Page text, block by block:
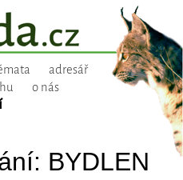
adresář
o nás
BYDLEN